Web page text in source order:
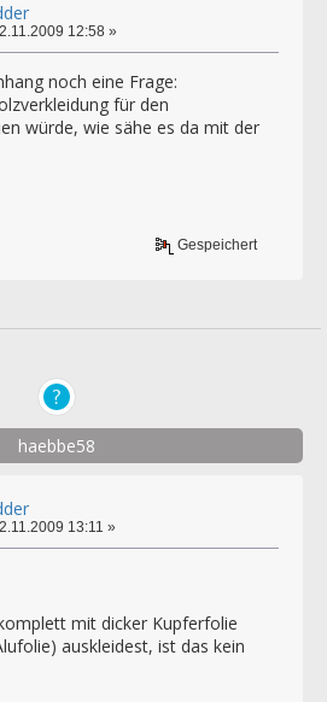
12:58 »
noch eine Frage:
für den
würde, wie sähe es da mit der
Gespeichert
haebbe58
13:11 »
mit dicker Kupferfolie
auskleidest, ist das kein